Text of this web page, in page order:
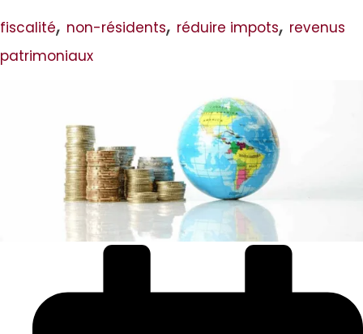
fiscalité, non-résidents, réduire impots, revenus
patrimoniaux